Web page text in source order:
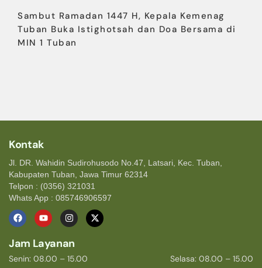
Sambut Ramadan 1447 H, Kepala Kemenag
Tuban Buka Istighotsah dan Doa Bersama di
MIN 1 Tuban
Kontak
Jl. DR. Wahidin Sudirohusodo No.47, Latsari, Kec. Tuban,
Kabupaten Tuban, Jawa Timur 62314
Telpon : (0356) 321031
Whats App : 085746906597
Jam Layanan
Senin: 08.00 – 15.00 Selasa: 08.00 – 15.00